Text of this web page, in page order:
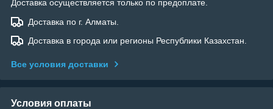
Доставка осуществляется только по предоплате.
Доставка по г. Алматы.
Доставка в города или регионы Республики Казахстан.
Все условия доставки
Условия оплаты